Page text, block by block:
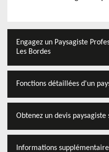
Engagez un Paysagiste
Les Bordes
Fonctions détaillées d'un
Obtenez un devis paysagiste
Informations